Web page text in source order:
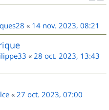
« 14 nov. 2023, 08:21
« 28 oct. 2023, 13:43
« 27 oct. 2023, 07:00